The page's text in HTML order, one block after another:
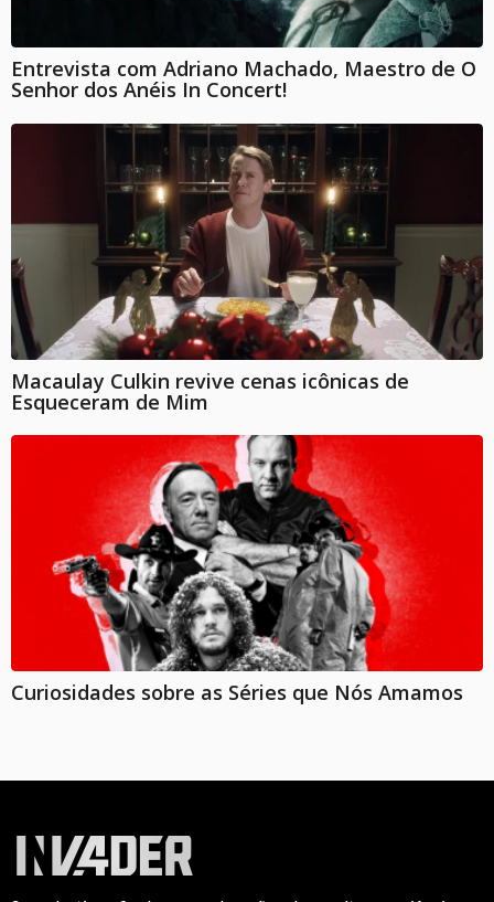
Entrevista com Adriano Machado, Maestro de O
Senhor dos Anéis In Concert!
Macaulay Culkin revive cenas icônicas de
Esqueceram de Mim
Curiosidades sobre as Séries que Nós Amamos